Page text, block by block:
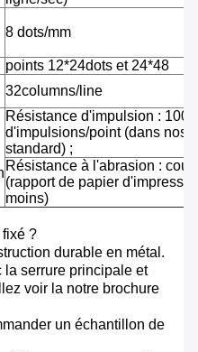
8 dots/mm
points 12*24dots et 24*48
32columns/line
Résistance d'impulsion : 100
d'impulsions/point (dans nos
standard) ;
Résistance à l'abrasion :
(rapport de papier
moins)
fixé ?
durable en métal.
la serrure principale et
voir la notre brochure
un échantillon de